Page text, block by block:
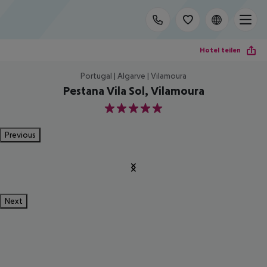
Hotel teilen
Portugal | Algarve | Vilamoura
Pestana Vila Sol, Vilamoura
5
Previous
Next